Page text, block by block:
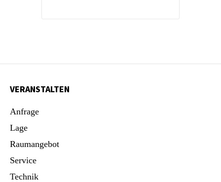
VERANSTALTEN
Anfrage
Lage
Raumangebot
Service
Technik